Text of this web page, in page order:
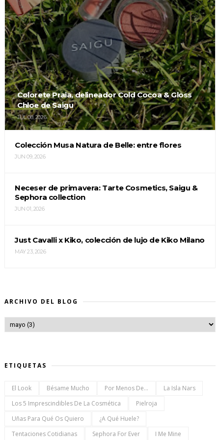
Colorete Praia, delineador Cold Cocoa & Gloss
Chloe de Saigu
JUL 08, 2026
Colección Musa Natura de Belle: entre flores
JUN 09, 2026
Neceser de primavera: Tarte Cosmetics, Saigu &
Sephora collection
JUN 01, 2026
Just Cavalli x Kiko, colección de lujo de Kiko Milano
MAY 23, 2026
ARCHIVO DEL BLOG
ETIQUETAS
El Look Bésame Mucho Por Menos De...
La Isla Nars
Los 5 Imprescindibles De La Cosmética
Pielroja
Uñas Para Qué Os Quiero
¿a Qué Huele?
Tentaciones Cotidianas
Sephora For Ever
I Me Mine